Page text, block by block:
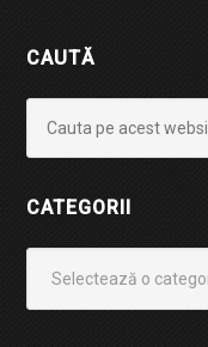
CAUTĂ
CATEGORII